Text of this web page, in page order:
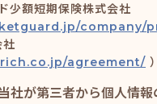
少額短期保険株式会社
company/
社
agreement/ ）
社が第三者から個人情